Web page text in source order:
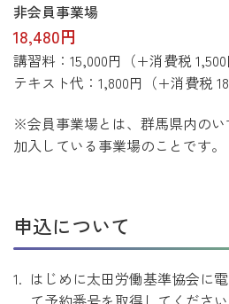
非会員事業場
18,480円
講習料：15,000円（+消費税 1,500
テキスト代：1,800円（+消費税
※会員事業場とは、群馬県内の
加入している事業場のことです。
申込について
はじめに太田労働基準協会に